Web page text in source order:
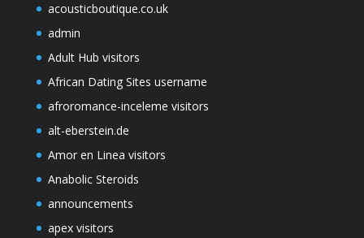
acousticboutique.co.uk
admin
Adult Hub visitors
African Dating Sites username
afroromance-inceleme visitors
alt-eberstein.de
Amor en Linea visitors
Anabolic Steroids
announcements
apex visitors